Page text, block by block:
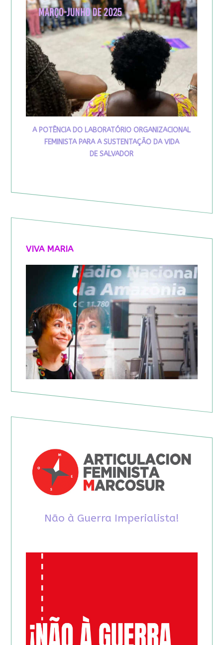
A POTÊNCIA DO LABORATÓRIO ORGANIZACIONAL
FEMINISTA PARA A SUSTENTAÇÃO DA VIDA
DE SALVADOR
VIVA MARIA
Não à Guerra Imperialista!